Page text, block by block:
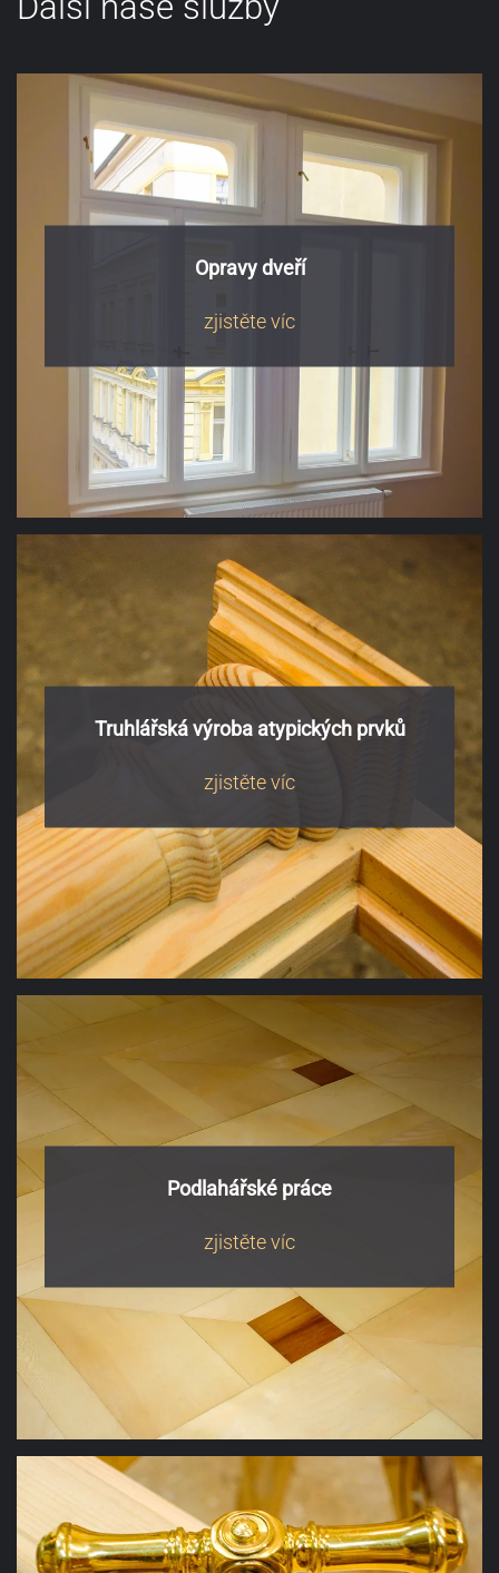
Opravy dveří
zjistěte víc
Truhlářská výroba atypických prvků
zjistěte víc
Podlahářské práce
zjistěte víc